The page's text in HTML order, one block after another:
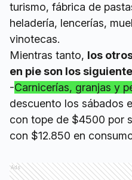
turismo, fábrica de
heladería, lencerías,
vinotecas.
Mientras tanto, los
en pie son los
-Carnicerías, granjas y
descuento los sábados
con tope de $4500 por
con $12.850 en
Ads